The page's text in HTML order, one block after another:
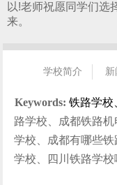
以!老师祝愿同学们选
来。
学校简介
Keywords: 铁路学校
路学校、成都铁路
学校、成都有哪些
学校、四川铁路学